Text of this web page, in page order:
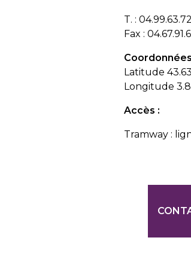
T. :
Fax :
Coordonnées
Latitude
Longitude
Accès :
Tramway :